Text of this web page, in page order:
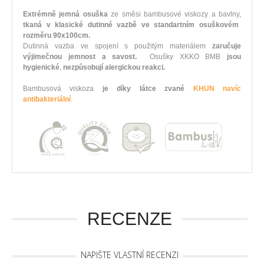
Extrémně jemná osuškaze směsi bambusové viskozy a bavlny,
tkaná v klasické dutinné vazbě ve standartním osuškovém
rozměru 90x100cm.
Dutinná vazba ve spojení s použitým materiálem zaručuje
výjimečnou jemnost a savost. Osušky XKKO BMB jsou
hygienické, nezpůsobují alergickou reakci.
Bambusová viskoza je díky látce zvané
KHUN navíc
antibakteriální.
RECENZE
NAPIŠTE VLASTNÍ RECENZI